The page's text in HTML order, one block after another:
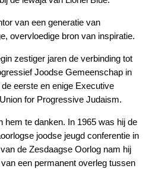
van een generatie van
overvloedige bron van inspiratie.
zestiger jaren de verbinding tot
Joodse Gemeenschap in
eerste en enige Executive
for Progressive Judaism.
hem te danken. In 1965 was hij de
joodse jeugd conferentie in
de Zesdaagse Oorlog nam hij
een permanent overleg tussen